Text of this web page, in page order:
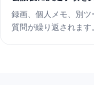
録画、個人メモ、別
質問が繰り返されます。